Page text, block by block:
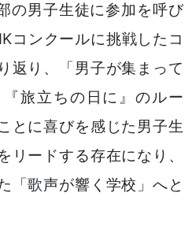
の男子生徒に参加を呼び
コンクールに挑戦したコ
返り、「男子が集まって
旅立ちの日に』のルー
とに喜びを感じた男子生
リードする存在になり、
「歌声が響く学校」へと